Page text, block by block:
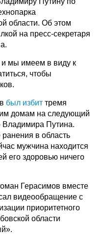
области. Об этом
на пресс-секретаря
мы имеем в виду к
чтобы
был избит тремя
домам на следующий
Владимира Путина.
в область
мужчина находится
его здоровью ничего
Герасимов вместе
видеообращение с
приоритетного
области